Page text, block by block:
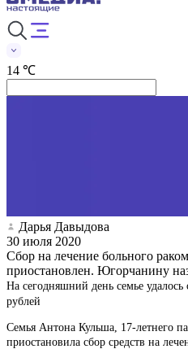
14 ℃
Дарья Давыдова
30 июля 2020
Сбор на лечение больного
приостановлен. Югорчанину
На сегодняшний день семье удалось
рублей
Семья Антона Кульша, 17-летнего
приостановила сбор средств на